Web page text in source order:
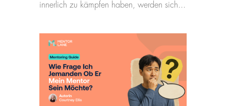
innerlich zu kämpfen haben, werden sich...